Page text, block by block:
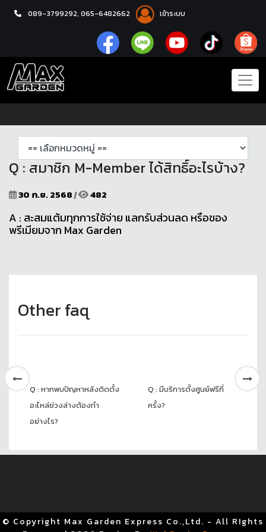
089-3799292, 065-6482662 เข้าระบบ
หน้าแรก คำถามที่พบบ่อย FAQ
Q : สมาชิก M-Member ได้สิทธิ์อะไรบ้าง?
30 ก.ย. 2568| 482
A : สะสมแต้มทุกการใช้จ่าย แลกรับส่วนลด หรือของ
พรีเมียมจาก Max Garden
Other faq
Q : หากพบปัญหาหลังติดตั้ง
อะไหล่ช่วงล่างต้องทำ
อย่างไร?
Q : มีบริการตั้งศูนย์ฟรีกี่
ครั้ง?
© Copyright Max Garden Express Co.,Ltd. - All RIghts